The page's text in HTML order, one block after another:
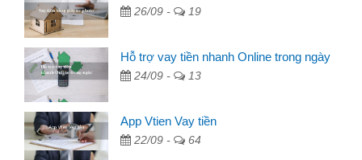
26/09 - 19
Hỗ trợ vay tiền nhanh Online trong ngày
24/09 - 13
App Vtien Vay tiền
22/09 - 64